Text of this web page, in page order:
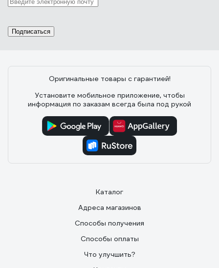
цена/качество
Отзыв о кабеле КВК-В-2 PROCONNECT
2х0,50кв. мм /CCA/, /96/, 200м., белый 01-
Низкая цена
Подписаться
Оригинальные товары с гарантией!
Установите мобильное приложение, чтобы
информация по заказам всегда была под рукой
Каталог
Адреса магазинов
Способы получения
Способы оплаты
Что улучшить?